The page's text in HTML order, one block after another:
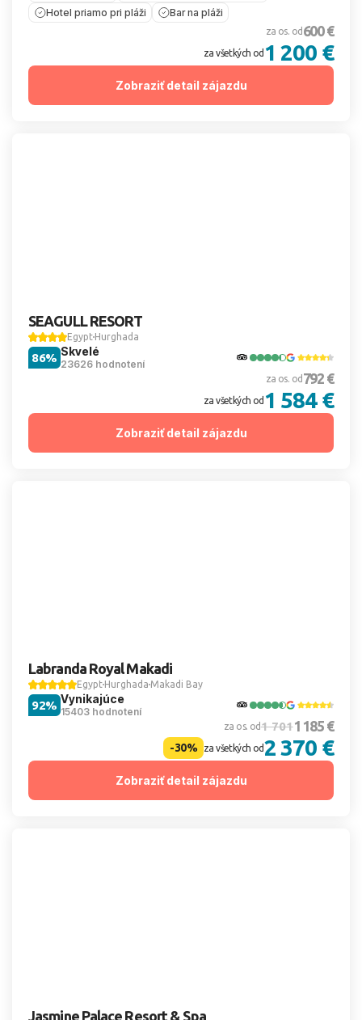
Hotel priamo pri pláži
Bar na pláži
za os. od 600 €
za všetkých od 1 200 €
Zobraziť detail zájazdu
SEAGULL RESORT
Egypt Hurghada
Skvelé
23626 hodnotení
86%
za os. od 792 €
za všetkých od 1 584 €
Zobraziť detail zájazdu
Labranda Royal Makadi
Egypt Hurghada Makadi Bay
Vynikajúce
15403 hodnotení
92%
za os. od1 7011 185 €
-30% za všetkých od2 370 €
Zobraziť detail zájazdu
Jasmine Palace Resort & Spa